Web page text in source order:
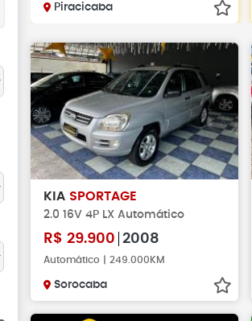
Piracicaba
KIA SPORTAGE
2.0 16V 4P LX Automático
R$ 29.900 2008
Automático | 249.000KM
Sorocaba